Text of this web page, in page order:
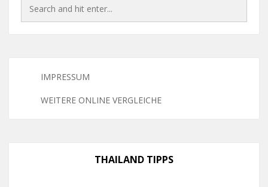
IMPRESSUM
WEITERE ONLINE VERGLEICHE
THAILAND TIPPS